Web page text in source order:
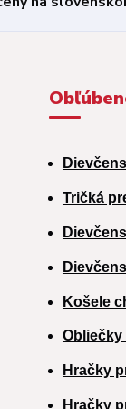
Tričká
Košele
Hračky
H račky